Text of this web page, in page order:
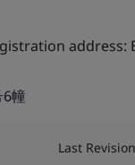
address:
6幢
Last